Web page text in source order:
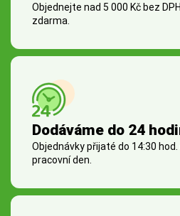
Objednejte nad 5 000 Kč bez
zdarma.
Dodáváme do 24
Objednávky přijaté do 14:30
pracovní den.